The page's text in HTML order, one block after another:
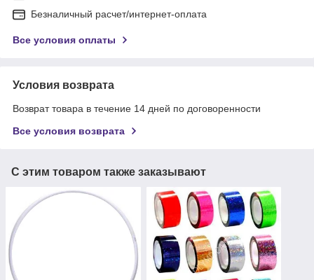
Безналичный расчет/интернет-оплата
Все условия оплаты
Условия возврата
Возврат товара в течение 14 дней по договоренности
Все условия возврата
С этим товаром также заказывают